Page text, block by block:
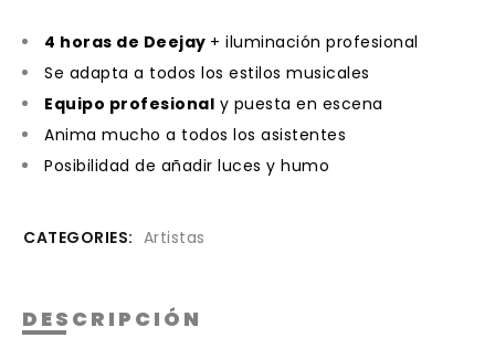
4 horas de Deejay + iluminación profesional
Se adapta a todos los estilos musicales
Equipo profesional y puesta en escena
Anima mucho a todos los asistentes
Posibilidad de añadir luces y humo
CATEGORIES: Artistas
DESCRIPCIÓN